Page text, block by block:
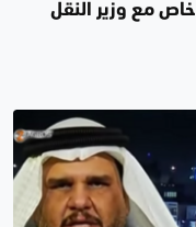
مع وزير النقل